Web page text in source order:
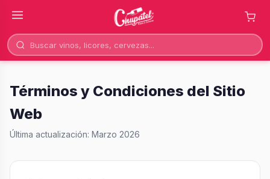
Términos y Condiciones del Sitio
Web
Última actualización: Marzo 2026